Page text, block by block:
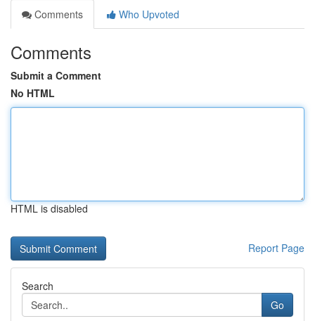
Comments
Who Upvoted
Comments
Submit a Comment
No HTML
HTML is disabled
Report Page
Search
Go